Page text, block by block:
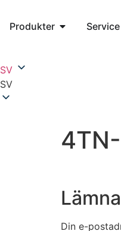
Produkter
SV
SV
Din e-